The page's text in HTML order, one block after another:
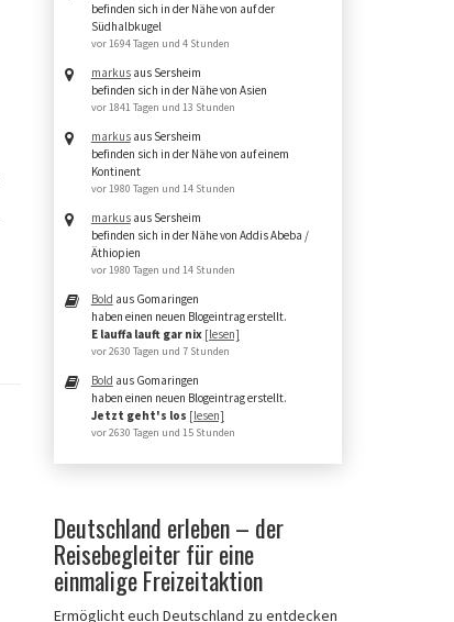
befinden sich in der Nähe von auf der
Südhalbkugel
vor 1694 Tagen und 4 Stunden
markusaus Sersheim
befinden sich in der Nähe von Asien
vor 1841 Tagen und 13 Stunden
markusaus Sersheim
befinden sich in der Nähe von auf einem
Kontinent
vor 1980 Tagen und 14 Stunden
markusaus Sersheim
befinden sich in der Nähe von Addis Abeba /
Äthiopien
vor 1980 Tagen und 14 Stunden
Bold aus Gomaringen
haben einen neuen Blogeintrag erstellt.
E lauffa lauft gar nix [lesen]
vor 2630 Tagen und 7 Stunden
Bold aus Gomaringen
haben einen neuen Blogeintrag erstellt.
Jetzt geht's los [lesen]
vor 2630 Tagen und 15 Stunden
Deutschland erleben – der
Reisebegleiter für eine
einmalige Freizeitaktion
Ermöglicht euch Deutschland zu entdecken